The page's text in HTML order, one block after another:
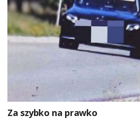
Za szybko na prawko